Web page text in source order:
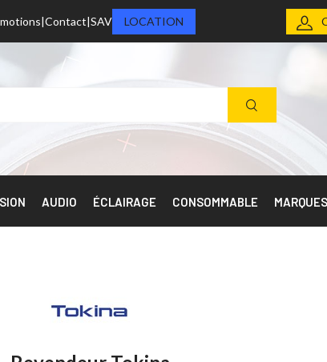
Contact SAV LOCATION
AUDIO ÉCLAIRAGE CONSOMMABLE MARQUES